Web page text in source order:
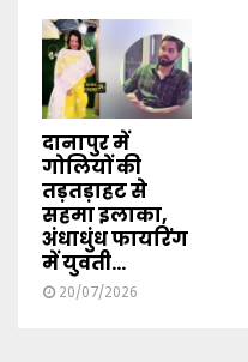
दानापुर में
गोलियों की
तड़तड़ाहट से
सहमा इलाका,
अंधाधुंध फायरिंग
में युवती...
20/07/2026